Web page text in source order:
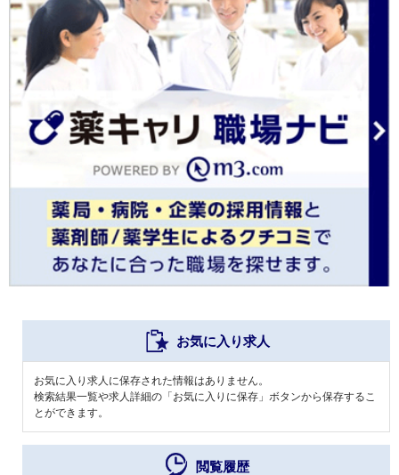
お気に入り求人
お気に入り求人に保存された情報はありません。
検索結果一覧や求人詳細の「お気に入りに保存」ボタンから保存するこ
とができます。
閲覧履歴